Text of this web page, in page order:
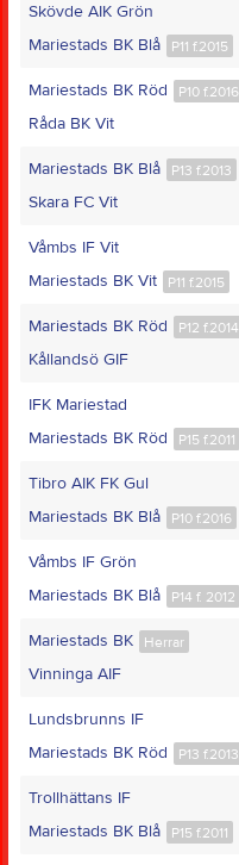
Skövde AIK Grön
P11 f.2015
Mariestads BK Blå
P10 f.2016
Mariestads BK Röd
Råda BK Vit
P13 f.2013
Mariestads BK Blå
Skara FC Vit
Våmbs IF Vit
P11 f.2015
Mariestads BK Vit
P12 f.2014
Mariestads BK Röd
Kållandsö GIF
IFK Mariestad
P15 f.2011
Mariestads BK Röd
Tibro AIK FK Gul
P10 f.2016
Mariestads BK Blå
Våmbs IF Grön
P14 f. 2012
Mariestads BK Blå
Herrar
Mariestads BK
Vinninga AIF
Lundsbrunns IF
P13 f.2013
Mariestads BK Röd
Trollhättans IF
P15 f.2011
Mariestads BK Blå